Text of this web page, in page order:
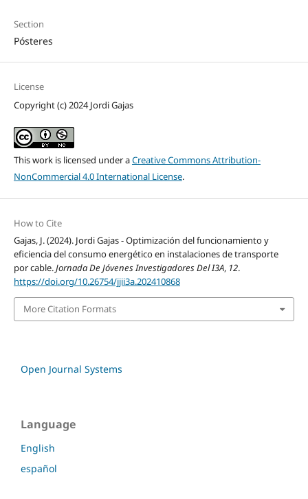
Section
Pósteres
License
Copyright (c) 2024 Jordi Gajas
This work is licensed under aCreative Commons Attribution-
NonCommercial 4.0 International License.
How to Cite
Gajas, J. (2024). Jordi Gajas - Optimización del funcionamiento y
eficiencia del consumo energético en instalaciones de transporte
por cable.Jornada De Jóvenes Investigadores Del I3A, 12.
https://doi.org/10.26754/jjii3a.202410868
More Citation Formats
Open Journal Systems
Language
English
español